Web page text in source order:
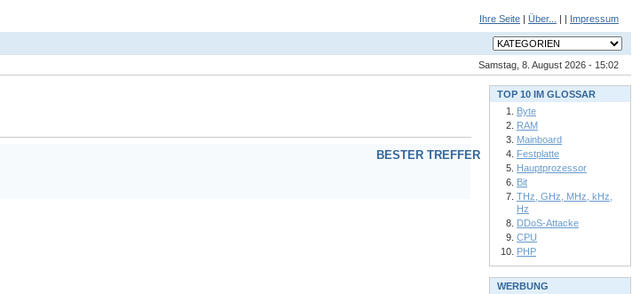
Ihre Seite | Über... | | Impressum
Samstag, 8. August 2026 - 15:02
BESTER TREFFER
TOP 10 IM GLOSSAR
Byte
RAM
Mainboard
Festplatte
Hauptprozessor
Bit
THz, GHz, MHz, kHz,
Hz
DDoS-Attacke
CPU
PHP
WERBUNG